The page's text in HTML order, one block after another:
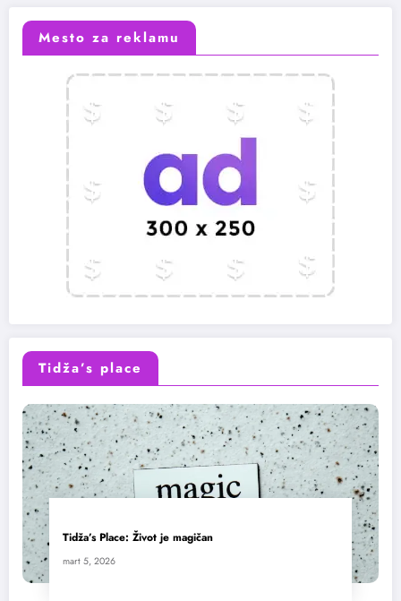
Mesto za reklamu
Tidža’s place
Tidža’s Place: Život je magičan
mart 5, 2026